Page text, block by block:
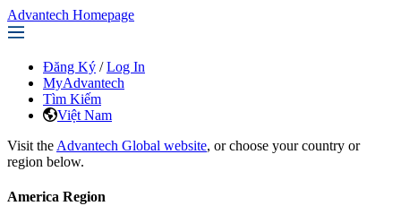
Advantech Homepage
Đăng Ký / Log In
MyAdvantech
Tìm Kiếm
Việt Nam
Visit the Advantech Global website, or choose your country or
region below.
America Region